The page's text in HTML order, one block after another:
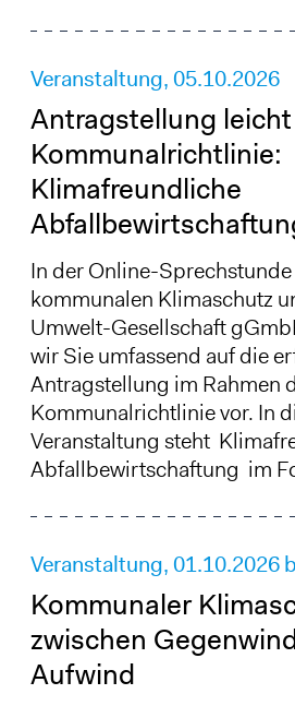
Veranstaltung,05.10.2026
Antragstellung
Kommunalrichtlinie:
Klimafreundliche
In der Online-
kommunalen Klimaschutz
Umwelt-Gesellschaft
wir Sie umfassend auf die
Antragstellung im Rahmen
Kommunalrichtlinie vor. In
Veranstaltung steht
Abfallbewirtschaftung im
Veranstaltung,01.10.2026
Kommunaler
zwischen
Aufwind